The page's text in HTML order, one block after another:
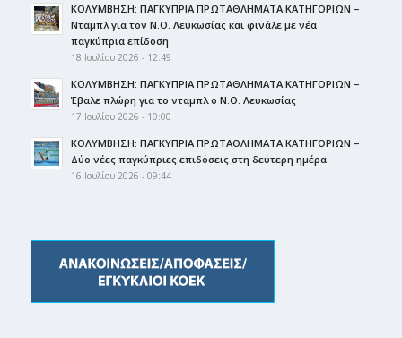
ΚΟΛΥΜΒΗΣΗ: ΠΑΓΚΥΠΡΙΑ ΠΡΩΤΑΘΛΗΜΑΤΑ ΚΑΤΗΓΟΡΙΩΝ –
Νταμπλ για τον Ν.Ο. Λευκωσίας και φινάλε με νέα
παγκύπρια επίδοση
18 Ιουλίου 2026 - 12:49
ΚΟΛΥΜΒΗΣΗ: ΠΑΓΚΥΠΡΙΑ ΠΡΩΤΑΘΛΗΜΑΤΑ ΚΑΤΗΓΟΡΙΩΝ –
Έβαλε πλώρη για το νταμπλ ο Ν.Ο. Λευκωσίας
17 Ιουλίου 2026 - 10:00
ΚΟΛΥΜΒΗΣΗ: ΠΑΓΚΥΠΡΙΑ ΠΡΩΤΑΘΛΗΜΑΤΑ ΚΑΤΗΓΟΡΙΩΝ –
Δύο νέες παγκύπριες επιδόσεις στη δεύτερη ημέρα
16 Ιουλίου 2026 - 09:44